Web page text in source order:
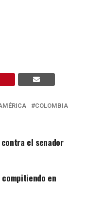
COLOMBIA
el senador
compitiendo en